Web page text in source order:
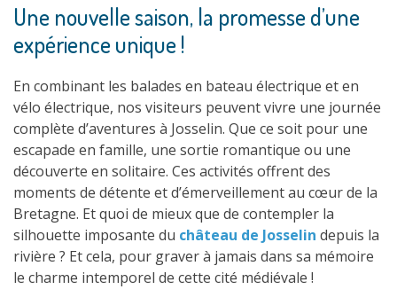
Une nouvelle saison, la promesse d’une
expérience unique !
En combinant les balades en bateau électrique et en
vélo électrique, nos visiteurs peuvent vivre une journée
complète d’aventures à Josselin. Que ce soit pour une
escapade en famille, une sortie romantique ou une
découverte en solitaire. Ces activités offrent des
moments de détente et d’émerveillement au cœur de la
Bretagne. Et quoi de mieux que de contempler la
silhouette imposante du château de Josselin depuis la
rivière ? Et cela, pour graver à jamais dans sa mémoire
le charme intemporel de cette cité médiévale !